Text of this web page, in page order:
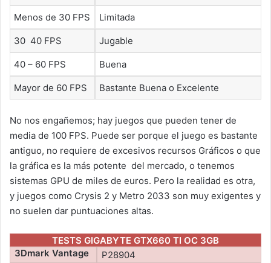
Menos de 30 FPS Limitada
30  40 FPS Jugable
40 – 60 FPS Buena
Mayor de 60 FPS Bastante Buena o Excelente
No nos engañemos; hay juegos que pueden tener de
media de 100 FPS. Puede ser porque el juego es bastante
antiguo, no requiere de excesivos recursos Gráficos o que
la gráfica es la más potente del mercado, o tenemos
sistemas GPU de miles de euros. Pero la realidad es otra,
y juegos como Crysis 2 y Metro 2033 son muy exigentes y
no suelen dar puntuaciones altas.
TESTS GIGABYTE GTX660 TI OC 3GB
3Dmark Vantage
P28904